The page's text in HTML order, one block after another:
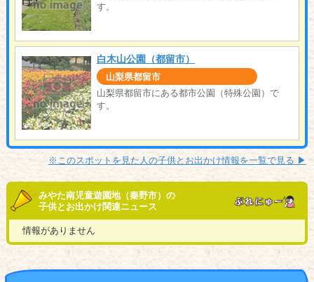
す。
白木山公園（都留市）
山梨県都留市
山梨県都留市にある都市公園（特殊公園）で
す。
※このスポットを見た人の子供とお出かけ情報を一覧で見る ▶︎
みやた南児童遊園地（秦野市）の
子供とお出かけ関連ニュース
情報がありません